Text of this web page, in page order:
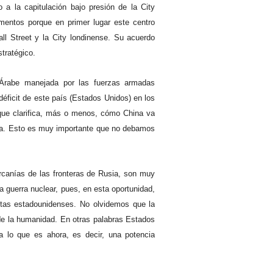
a la capitulación bajo presión de la City
porque en primer lugar este centro
Street y la City londinense. Su acuerdo
manejada por las fuerzas armadas
de este país (Estados Unidos) en los
clarifica, más o menos, cómo China va
Esto es muy importante que no debamos
de las fronteras de Rusia, son muy
nuclear, pues, en esta oportunidad,
estadounidenses. No olvidemos que la
la humanidad. En otras palabras Estados
lo que es ahora, es decir, una potencia